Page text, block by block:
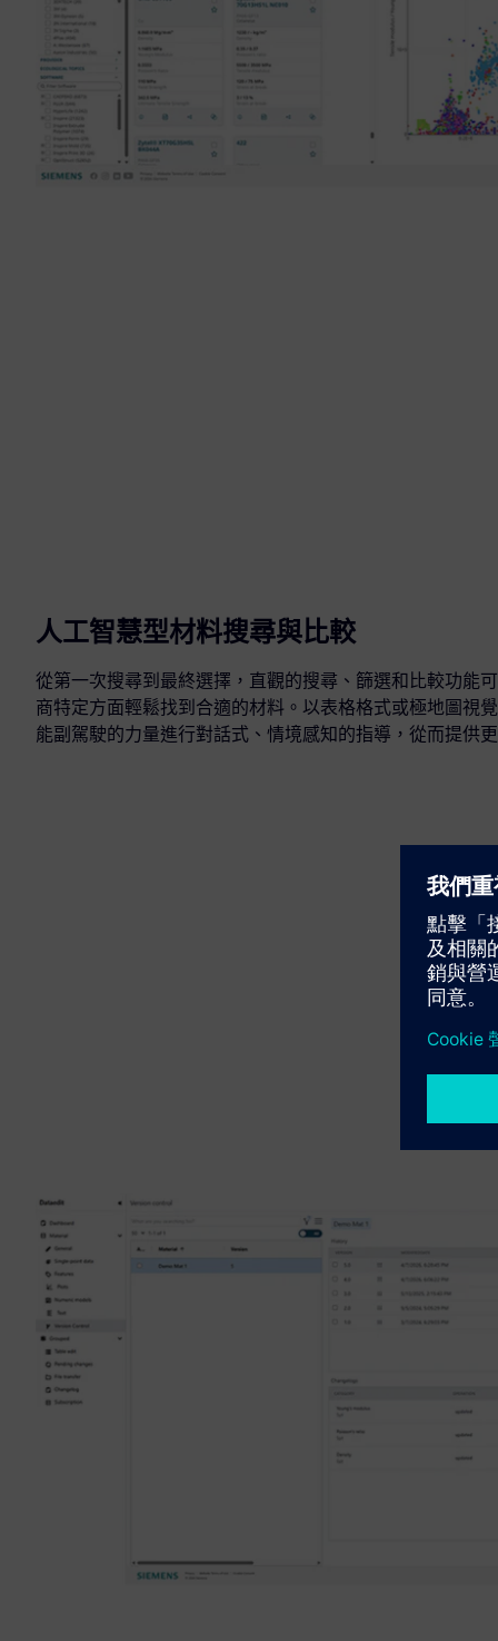
人工智慧型材料搜尋與比較
從第一次搜尋到最終選擇，直觀的搜尋、篩選和比較功能
商特定方面輕鬆找到合適的材料。以表格格式或極地圖視
能副駕駛的力量進行對話式、情境感知的指導，從而提供